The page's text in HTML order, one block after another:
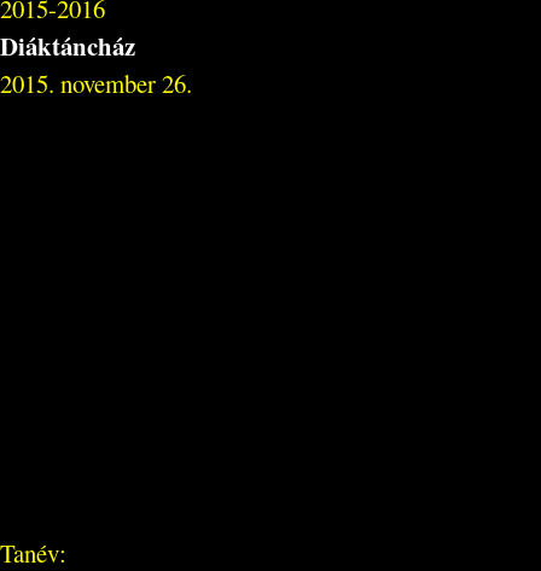
2015-2016
Diáktáncház
2015. november 26.
Tanév: